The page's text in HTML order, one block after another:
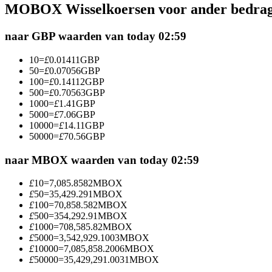
Futures met USDC als onderpand
Kopiëren Handel
Sluit je aan bij top traders
MOBOX Wisselkoersen voor ander
naar GBP waarden van today 02:59
10=£0.01411GBP
50=£0.07056GBP
100=£0.14112GBP
500=£0.70563GBP
1000=£1.41GBP
5000=£7.06GBP
10000=£14.11GBP
50000=£70.56GBP
naar MBOX waarden van today 02:59
£10=7,085.8582MBOX
£50=35,429.291MBOX
£100=70,858.582MBOX
£500=354,292.91MBOX
£1000=708,585.82MBOX
£5000=3,542,929.1003MBOX
£10000=7,085,858.2006MBOX
£50000=35,429,291.0031MBOX